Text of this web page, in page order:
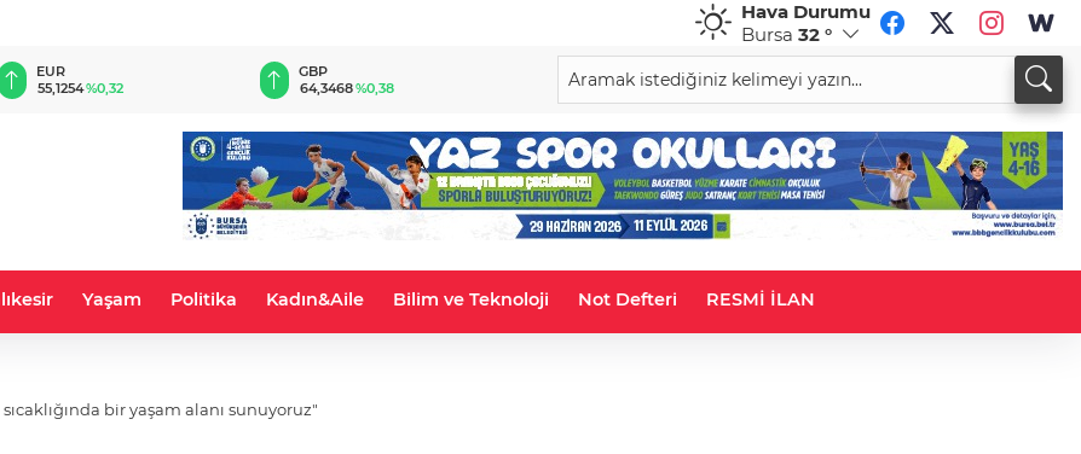
Hava Durumu
Bursa 32 °
EUR
55,1254%0,32
GBP
64,3468%0,38
CHF
59,0083%0,82
34,1883
Yaşam Politika Kadın&Aile Bilim ve Teknoloji Not Defteri RESMİ İLAN
bir yaşam alanı sunuyoruz"